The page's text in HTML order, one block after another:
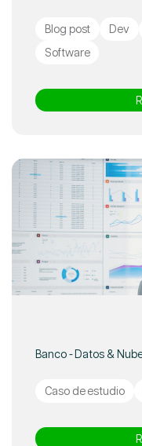
Blog post Dev
Software
Banco - Datos &
Caso de estudio